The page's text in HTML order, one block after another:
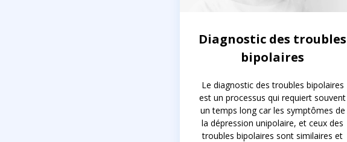
Diagnostic des troubles
bipolaires
Le diagnostic des troubles bipolaires
est un processus qui requiert souvent
un temps long car les symptômes de
la dépression unipolaire, et ceux des
troubles bipolaires sont similaires et